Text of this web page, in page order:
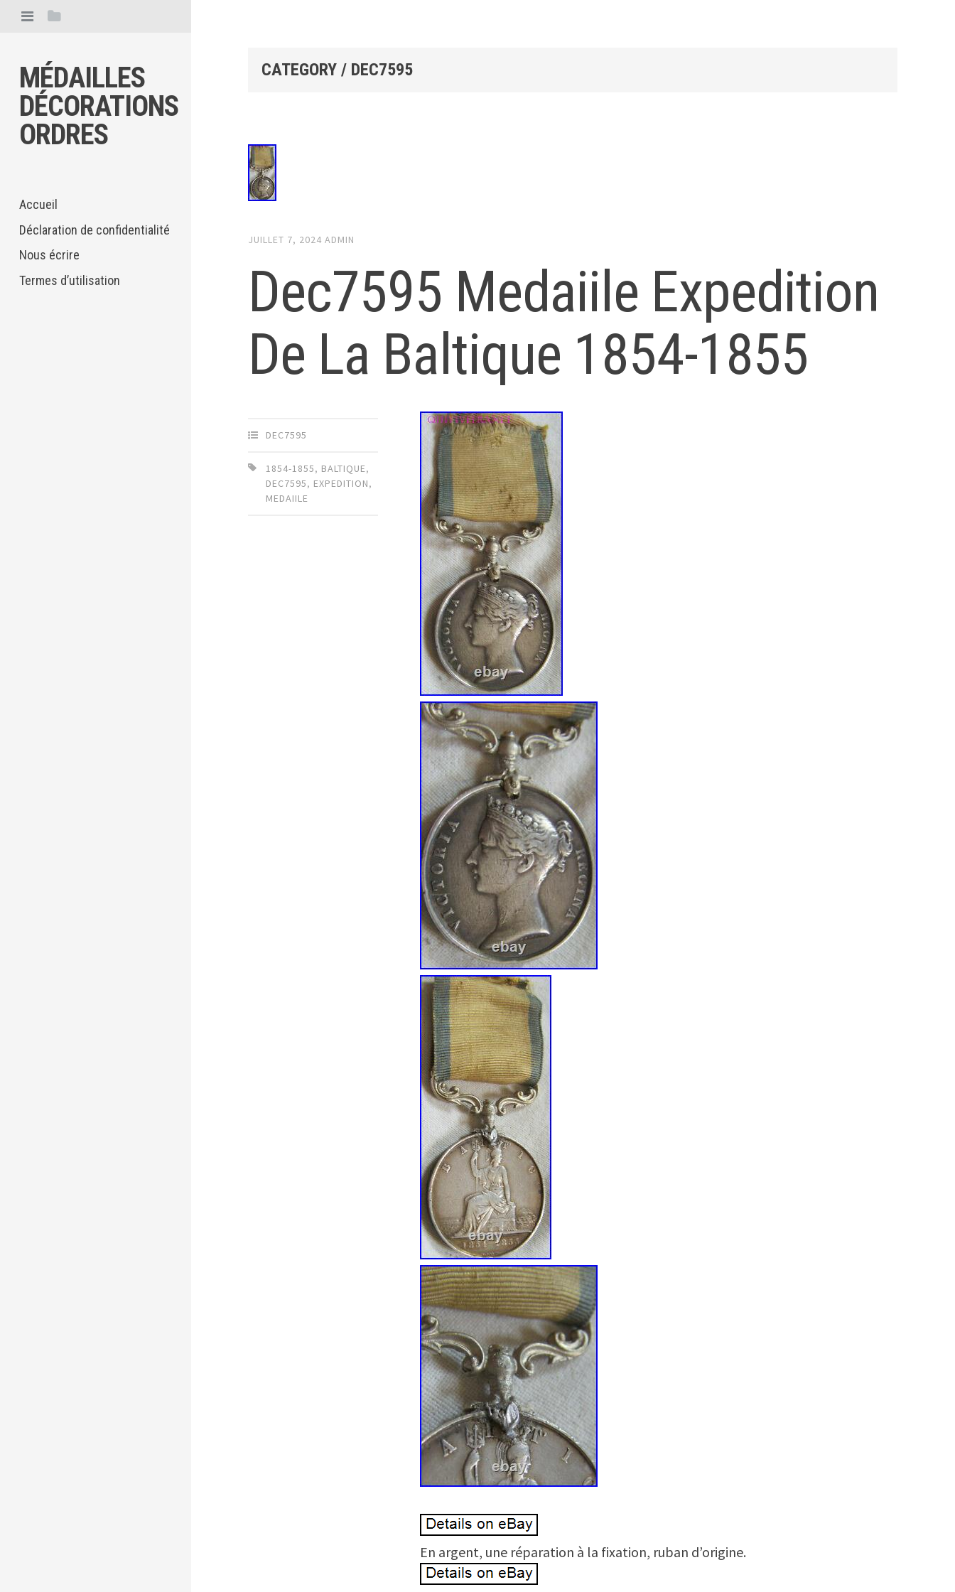
MÉDAILLES
DÉCORATIONS
ORDRES
Accueil
Déclaration de confidentialité
Nous écrire
Termes d’utilisation
CATEGORY / DEC7595
JUILLET 7, 2024 ADMIN
Dec7595 Medaiile Expedition
De La Baltique 1854-1855
DEC7595
1854-1855, BALTIQUE,
DEC7595, EXPEDITION,
MEDAIILE
En argent, une réparation à la fixation, ruban d’origine.